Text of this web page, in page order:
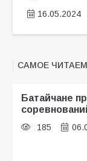
16.05.2024
САМОЕ
Батайчане
185